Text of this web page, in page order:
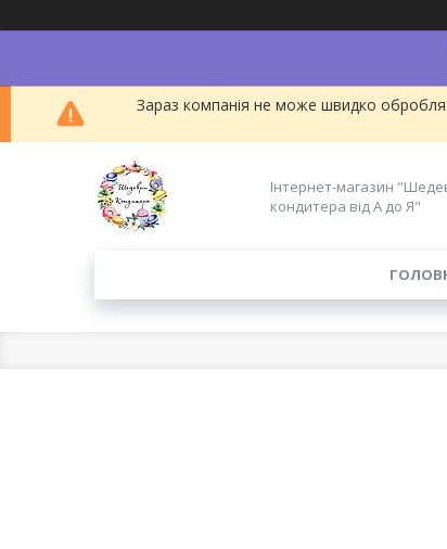
Зараз компанія не може швидко
Інтернет-магазин
кондитера від А до Я"